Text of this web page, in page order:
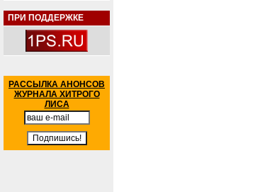
ПРИ ПОДДЕРЖКЕ
РАССЫЛКА АНОНСОВ
ЖУРНАЛА ХИТРОГО
ЛИСА